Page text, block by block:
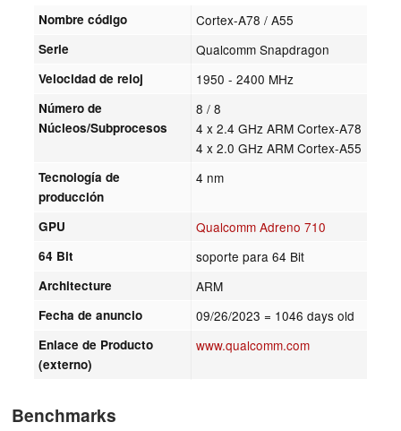
Nombre código Cortex-A78 / A55
Serie Qualcomm Snapdragon
Velocidad de reloj 1950 - 2400 MHz
Número de
Núcleos/Subprocesos
8 / 8
4 x 2.4 GHz ARM Cortex-A78
4 x 2.0 GHz ARM Cortex-A55
Tecnología de
producción
4 nm
GPU Qualcomm Adreno 710
64 Bit soporte para 64 Bit
Architecture ARM
Fecha de anuncio 09/26/2023 = 1046 days old
Enlace de Producto
(externo)
www.qualcomm.com
Benchmarks